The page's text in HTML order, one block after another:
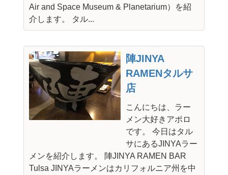
Air and Space Museum & Planetarium）を紹
介します。 タル...
陣JINYA
RAMENタルサ
店
こんにちは、ラー
メン大好きアポロ
です。 今日はタル
サにあるJINYAラー
メンを紹介します。 陣JINYA RAMEN BAR
Tulsa JINYAラーメンはカリフォルニア州を中